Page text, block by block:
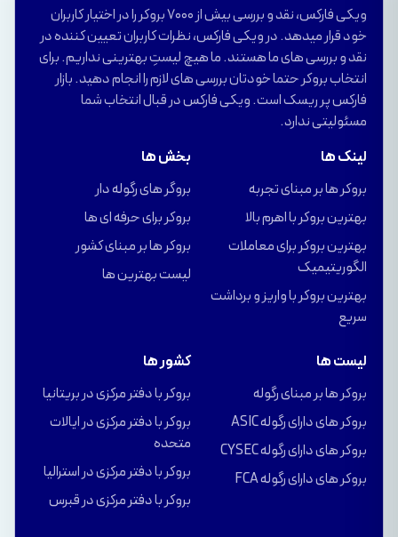
ویکی فارکس، نقد و بررسی بیش از 7000 بروکر را در اختیار کاربران
خود قرار میدهد. در ویکی فارکس، نظرات کاربران تعیین کننده در
نقد و بررسی های ما هستند. ما هیچ لیستِ بهترینی نداریم. برای
انتخاب بروکر حتما خودتان بررسی های لازم را انجام دهید. بازار
فارکس پر ریسک است. ویکی فارکس در قبال انتخاب شما
مسئولیتی ندارد.
لینک ها
بروکر ها بر مبنای تجربه
بهترین بروکر با اهرم بالا
بهترین بروکر برای معاملات
الگوریتیمیک
بهترین بروکر با واریز و برداشت
سریع
بخش ها
بروگر های رگوله دار
بروکر برای حرفه ای ها
بروکر ها بر مبنای کشور
لیست بهترین ها
لیست ها
بروکر ها بر مبنای رگوله
بروکر های دارای رگوله ASIC
بروکر های دارای رگوله CYSEC
بروکر های دارای رگوله FCA
کشور ها
بروکر با دفتر مرکزی در بریتانیا
بروکر با دفتر مرکزی در ایالات
متحده
بروکر با دفتر مرکزی در استرالیا
بروکر با دفتر مرکزی در قبرس